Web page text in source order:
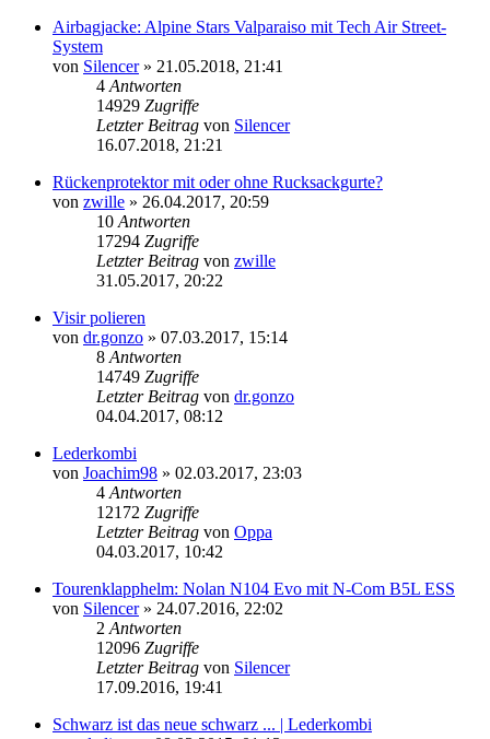
Airbagjacke: Alpine Stars Valparaiso mit Tech Air Street-
System
von Silencer» 21.05.2018, 21:41
4 Antworten
14929 Zugriffe
Letzter Beitrag von Silencer
16.07.2018, 21:21
Rückenprotektor mit oder ohne Rucksackgurte?
von zwille » 26.04.2017, 20:59
10 Antworten
17294 Zugriffe
Letzter Beitrag von zwille
31.05.2017, 20:22
Visir polieren
von dr.gonzo » 07.03.2017, 15:14
8 Antworten
14749 Zugriffe
Letzter Beitrag von dr.gonzo
04.04.2017, 08:12
Lederkombi
von Joachim98 » 02.03.2017, 23:03
4 Antworten
12172 Zugriffe
Letzter Beitrag von Oppa
04.03.2017, 10:42
Tourenklapphelm: Nolan N104 Evo mit N-Com B5L ESS
von Silencer» 24.07.2016, 22:02
2 Antworten
12096 Zugriffe
Letzter Beitrag von Silencer
17.09.2016, 19:41
Schwarz ist das neue schwarz ... | Lederkombi